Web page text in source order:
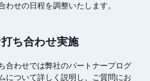
わせの日程を調整いたします。
ち合わせ実施
合わせでは弊社のパートナープログ
について詳しく説明し、ご質問にお